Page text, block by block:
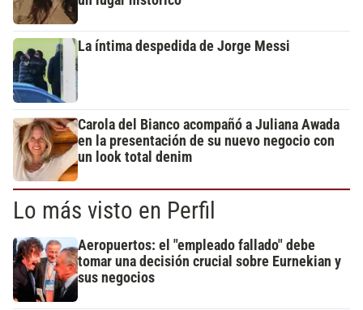
La íntima despedida de Jorge Messi
Carola del Bianco acompañó a Juliana Awada
en la presentación de su nuevo negocio con
un look total denim
Lo más visto en Perfil
Aeropuertos: el "empleado fallado" debe
tomar una decisión crucial sobre Eurnekian y
sus negocios